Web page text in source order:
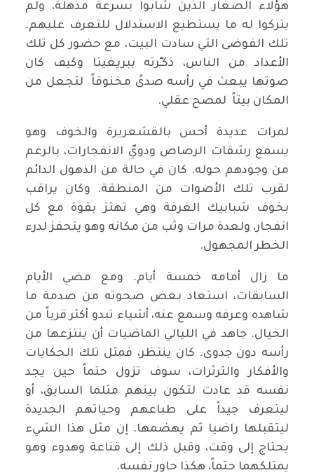
هؤلاء الصغار الذين شابوا بسرعة مذهلة، ولم
يتركوا له ما يستطيع الاستدلال للتعرف عليهم.
تلك الفوضى التي سادت البيت، مع حضور كل تلك
الأعداد من الناس، ذكـّرته ببريغيتا وكيف كان
صوتها يبعث في رأسه صدىً مخنوقاً لتجعل من
المكان بيتاً لمصح عقلي.
لمرات عديدة أحس بالقشعريرة والخوف وهو
يسمع رشقات الرصاص ودويّ الانفجارات، بالرغم
من وجودهم حوله. كان في حالة من الذهول الدائم
لقرب تلك الأصوات من المنطقة. وكان يراقب
بخوف شبابيك الغرفة وهي تهتز بقوة مع كل
انفجار، ولعدة مرات وثب من مكانه وهو يتحفز لدرء
الخطر المجهول.
ما زال أمامه خمسة أيام. ومع مضي الأيام
السابقات، استعاد بعض صحوته من صدمة ما
شاهده وعرفه وسمع عنه، أشياء تبدو أكثر قرباً من
الخيال. جاهد في الليالي الماضيات أن ينتزعها من
رأسه دون جدوى. كان ينتظر، فمثل تلك الحكايات
والأفكار والثرثرات، سوف تزول حتماً حين يجد
نفسه قد عادت لتكون بينهم مثلما السابق، أو
ليتعرف جيداً على طباعهم وحياتهم الجديدة
ليتقبلها راضيا ثم يهضمها. إن مثل هذا الشيء
يحتاج إلى وقت، وقبل ذلك إلى قناعة وهدوء وهو
يمتلكهما حتماً، هكذا حاور نفسه.